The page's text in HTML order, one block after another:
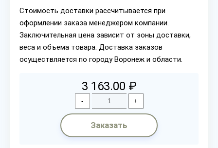
Стоимость доставки рассчитывается при
оформлении заказа менеджером компании.
Заключительная цена зависит от зоны доставки,
веса и объема товара. Доставка заказов
осуществляется по городу Воронеж и области.
3 163.00 ₽
- +
Заказать